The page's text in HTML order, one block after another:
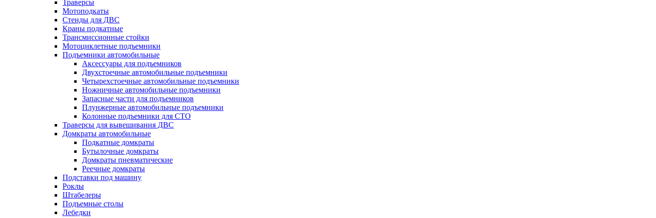
Траверсы
Мотоподкаты
Стенды для ДВС
Краны подкатные
Трансмиссионные стойки
Мотоциклетные подъемники
Подъемники автомобильные
Аксессуары для подъемников
Двухстоечные автомобильные подъемники
Четырехстоечные автомобильные подъемники
Ножничные автомобильные подъемники
Запасные части для подъемников
Плунжерные автомобильные подъемники
Колонные подъемники для СТО
Траверсы для вывешивания ДВС
Домкраты автомобильные
Подкатные домкраты
Бутылочные домкраты
Домкраты пневматические
Реечные домкраты
Подставки под машину
Роклы
Штабелеры
Подъемные столы
Лебедки